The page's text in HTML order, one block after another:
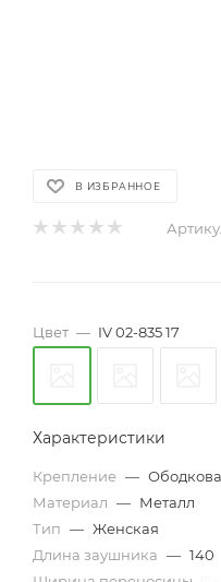
В ИЗБРАННОЕ
Цвет — IV 02-835 17
Характеристики
Крепление —
Материал — Металл
Тип — Женская
Длина заушника — 140